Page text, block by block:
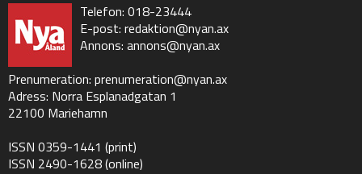
Telefon: 018-23444
E-post: redaktion@nyan.ax
Annons: annons@nyan.ax
Prenumeration: prenumeration@nyan.ax
Adress: Norra Esplanadgatan 1
22100 Mariehamn
ISSN 0359-1441 (print)
ISSN 2490-1628 (online)